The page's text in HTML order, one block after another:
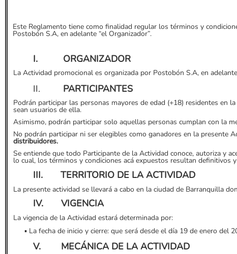
Este Reglamento tiene como finalidad regular los términos y
Postobón S.A, en adelante “el Organizador”.
I. ORGANIZADOR
La Actividad promocional es organizada por Postobón S.A, en
II. PARTICIPANTES
Podrán participar las personas mayores de edad (+18) residentes en
sean usuarios de ella.
Asimismo, podrán participar solo aquellas personas cumplan con la
No podrán participar ni ser elegibles como ganadores en la presente
distribuidores.
Se entiende que todo Participante de la Actividad conoce, autoriza y
lo cual, los términos y condiciones acá expuestos resultan definitivos
III. TERRITORIO DE LA ACTIVIDAD
La presente actividad se llevará a cabo en la ciudad de Barranquilla
IV. VIGENCIA
La vigencia de la Actividad estará determinada por:
▪ La fecha de inicio y cierre: que será desde el día 19 de enero del
V. MECÁNICA DE LA ACTIVIDAD